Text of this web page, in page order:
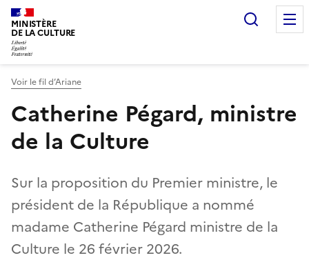
MINISTÈRE
DE LA CULTURE
Voir le fil d’Ariane
Catherine Pégard, ministre
de la Culture
Sur la proposition du Premier ministre, le
président de la République a nommé
madame Catherine Pégard ministre de la
Culture le 26 février 2026.